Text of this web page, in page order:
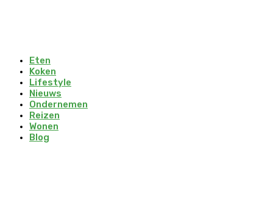
Eten
Koken
Lifestyle
Nieuws
Ondernemen
Reizen
Wonen
Blog